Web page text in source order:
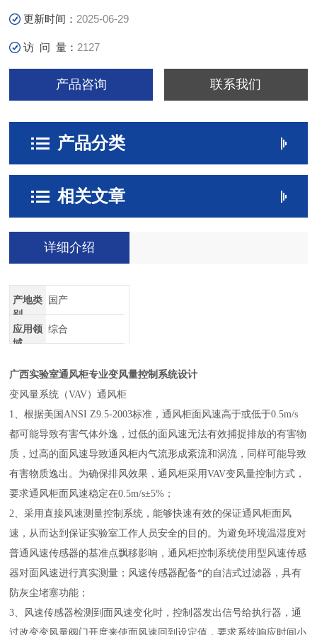
更新时间： 2025-06-29
访 问 量： 2127
产品咨询 联系我们
产品分类
相关文章
详细介绍
产地类
别
国产
应用领
域
综合
广西实验室通风柜专业变风量控制系统设计
变风量系统（VAV）通风柜
1、根据美国ANSI Z9.5-2003标准，通风柜面风速高于或低于0.5m/s
都可能导致有害气体外逸，过低的面风速无法有效捕捉排放的有害物
质，过高的面风速导致通风柜内气流形成紊流和涡流，同样可能导致
有害物质逸出。 为确保排风效果，通风柜采用VAV变风量控制方式，
要求通风柜面风速稳定在0.5m/s±5%；
2、采用直接风速测量控制系统，能够快速有效的保证通风柜面风
速，从而达到保证实验室工作人员安全的目的。为避免环境温湿度对
普通风速传感器的基准点飘移影响，通风柜控制系统使用型风速传感
器对面风速进行真实测量；风速传感器配备*的自洁式过滤器，具有
防灰尘堵塞功能；
3、风速传感器检测到面风速变化时，控制器发出信号给执行器，通
过改变变风量阀门开度来使面风速回到设定值，要求系统响应时间小